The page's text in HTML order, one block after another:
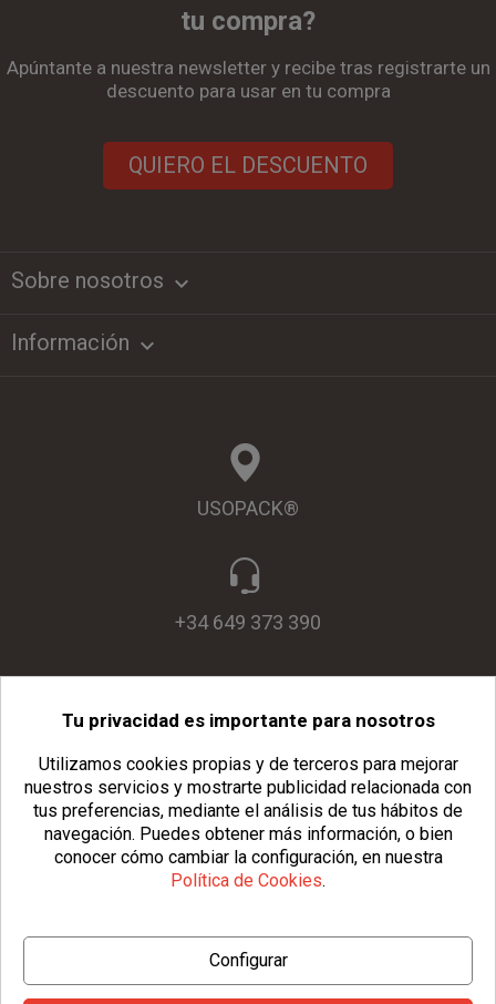
tu compra?
Apúntante a nuestra newsletter y recibe tras registrarte un
descuento para usar en tu compra
QUIERO EL DESCUENTO
Sobre nosotros keyboard_arrow_down
Información 
USOPACK®
+34 649 373 390
info@usopack.com
© Copyright 2026 Usopack® | Aviso Legal
| Política de Cookies| Configurar Cookies |
Tu privacidad es importante para nosotros
Utilizamos cookies propias y de terceros para mejorar
nuestros servicios y mostrarte publicidad relacionada con
tus preferencias, mediante el análisis de tus hábitos de
navegación. Puedes obtener más información, o bien
conocer cómo cambiar la configuración, en nuestra
Política de Cookies.
Configurar